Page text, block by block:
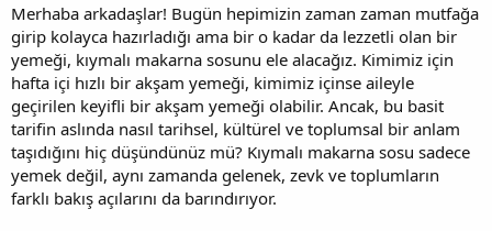
a
n
i
h
i
Merhaba arkadaşlar! Bugün hepimizin zaman zaman mutfağa
girip kolayca hazırladığı ama bir o kadar da lezzetli olan bir
yemeği, kıymalı makarna sosunu ele alacağız. Kimimiz için
hafta içi hızlı bir akşam yemeği, kimimiz içinse aileyle
geçirilen keyifli bir akşam yemeği olabilir. Ancak, bu basit
tarifin aslında nasıl tarihsel, kültürel ve toplumsal bir anlam
taşıdığını hiç düşündünüz mü? Kıymalı makarna sosu sadece
yemek değil, aynı zamanda gelenek, zevk ve toplumların
farklı bakış açılarını da barındırıyor.